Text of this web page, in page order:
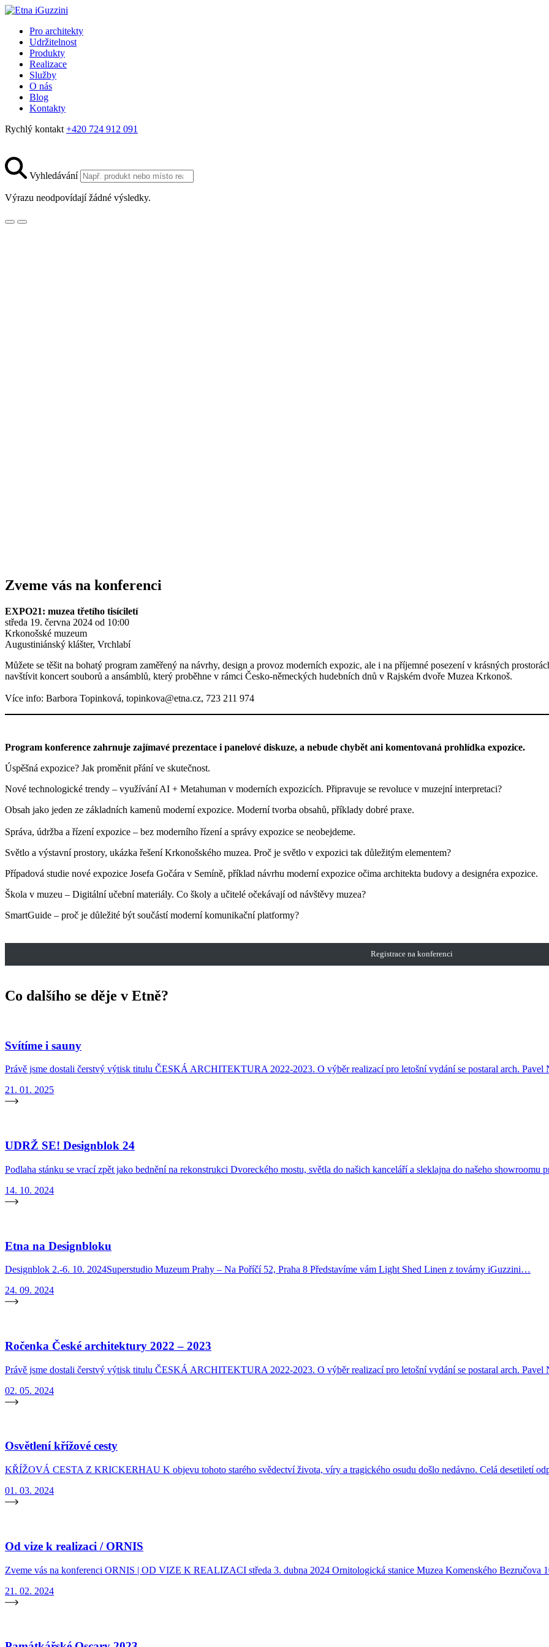
Pro architekty
Udržitelnost
Produkty
Realizace
Služby
O nás
Blog
Kontakty
Rychlý kontakt +420 724 912 091
Vyhledávání
Výrazu neodpovídají žádné výsledky.
Zveme vás na konferenci
EXPO21: muzea třetího tisíciletí
středa 19. června 2024 od 10:00
Krkonošské muzeum
Augustiniánský klášter, Vrchlabí
Můžete se těšit na bohatý program zaměřený na návrhy, design a provoz moderních expozic, ale i na příjemné posezení v krásných
navštívit koncert souborů a ansámblů, který proběhne v rámci Česko-německých hudebních dnů v Rajském dvoře Muzea Krkonoš.
Více info: Barbora Topinková, topinkova@etna.cz, 723 211 974
Program konference zahrnuje zajímavé prezentace i panelové diskuze, a nebude chybět ani komentovaná prohlídka expozice.
Úspěšná expozice? Jak proměnit přání ve skutečnost.
Nové technologické trendy – využívání AI + Metahuman v moderních expozicích. Připravuje se revoluce v muzejní interpretaci?
Obsah jako jeden ze základních kamenů moderní expozice. Moderní tvorba obsahů, příklady dobré praxe.
Správa, údržba a řízení expozice – bez moderního řízení a správy expozice se neobejdeme.
Světlo a výstavní prostory, ukázka řešení Krkonošského muzea. Proč je světlo v expozici tak důležitým elementem?
Případová studie nové expozice Josefa Gočára v Semíně, příklad návrhu moderní expozice očima architekta budovy a designéra expozice.
Škola v muzeu – Digitální učební materiály. Co školy a učitelé očekávají od návštěvy muzea?
SmartGuide – proč je důležité být součástí moderní komunikační platformy?
Registrace na konferenci
Co dalšího se děje v Etně?
Svítíme i sauny
Právě jsme dostali čerstvý výtisk titulu ČESKÁ ARCHITEKTURA 2022-2023. O výběr realizací pro letošní vydání se postaral arch. Pavel
21. 01. 2025
UDRŽ SE! Designblok 24
Podlaha stánku se vrací zpět jako bednění na rekonstrukci Dvoreckého mostu, světla do našich kanceláří a sleklajna do našeho showroomu
14. 10. 2024
Etna na Designbloku
Designblok 2.-6. 10. 2024Superstudio Muzeum Prahy – Na Poříčí 52, Praha 8 Představíme vám Light Shed Linen z továrny iGuzzini…
24. 09. 2024
Ročenka České architektury 2022 – 2023
Právě jsme dostali čerstvý výtisk titulu ČESKÁ ARCHITEKTURA 2022-2023. O výběr realizací pro letošní vydání se postaral arch. Pavel
02. 05. 2024
Osvětlení křížové cesty
KŘÍŽOVÁ CESTA Z KRICKERHAU K objevu tohoto starého svědectví života, víry a tragického osudu došlo nedávno. Celá desetiletí
01. 03. 2024
Od vize k realizaci / ORNIS
Zveme vás na konferenci ORNIS | OD VIZE K REALIZACI středa 3. dubna 2024 Ornitologická stanice Muzea Komenského Bezručova
21. 02. 2024